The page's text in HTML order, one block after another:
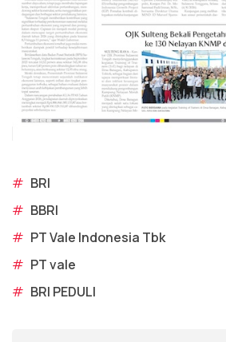
# BRI
# BBRI
# PT Vale Indonesia Tbk
# PT vale
# BRI PEDULI